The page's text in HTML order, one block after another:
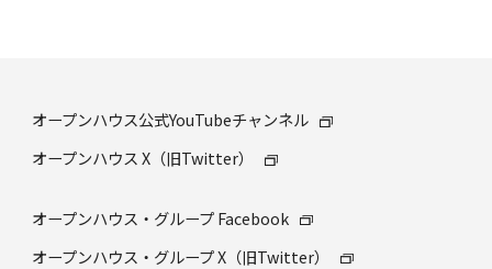
オープンハウス公式YouTubeチャンネル
オープンハウス X（旧Twitter）
オープンハウス・グループ Facebook
オープンハウス・グループ X（旧Twitter）